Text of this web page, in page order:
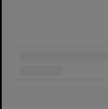
Thiết kế mô phỏng chân